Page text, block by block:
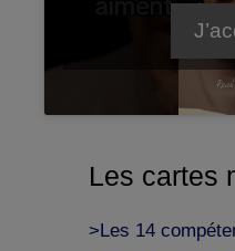
Les cartes
>Les 14